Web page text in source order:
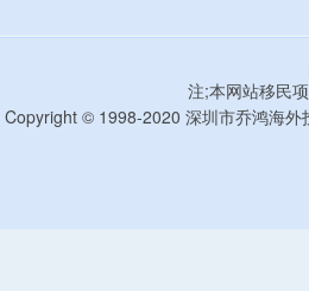
注;本网站移民
Copyright © 1998-2020 深圳市乔鸿海外